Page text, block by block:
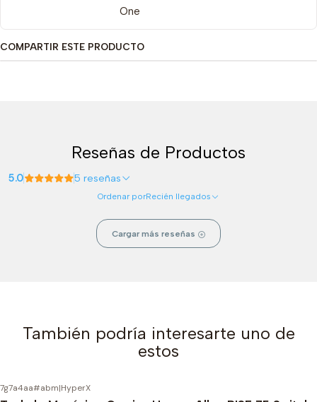
One
COMPARTIR ESTE PRODUCTO
Reseñas de Productos
5.0 5 reseñas
Ordenar porRecién llegados
Cargar más reseñas
También podría interesarte uno de
estos
-17%
7g7a4aa#abm|HyperX